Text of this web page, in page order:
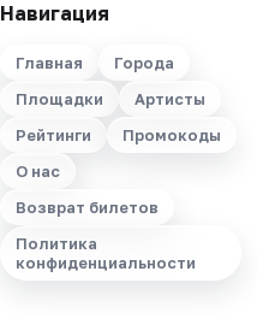
Навигация
Главная
Города
Площадки
Артисты
Рейтинги
Промокоды
О нас
Возврат билетов
Политика
конфиденциальности